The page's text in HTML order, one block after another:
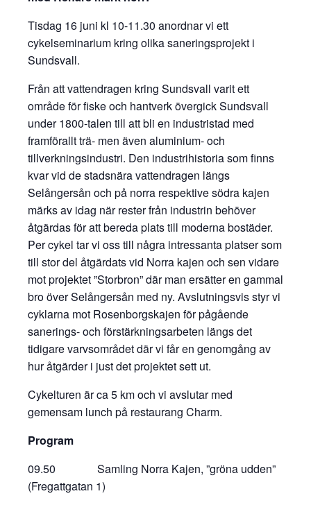
Tisdag 16 juni kl 10-11.30 anordnar vi ett
cykelseminarium kring olika saneringsprojekt i
Sundsvall.
Från att vattendragen kring Sundsvall varit ett
område för fiske och hantverk övergick Sundsvall
under 1800-talen till att bli en industristad med
framförallt trä- men även aluminium- och
tillverkningsindustri. Den industrihistoria som finns
kvar vid de stadsnära vattendragen längs
Selångersån och på norra respektive södra kajen
märks av idag när rester från industrin behöver
åtgärdas för att bereda plats till moderna bostäder.
Per cykel tar vi oss till några intressanta platser som
till stor del åtgärdats vid Norra kajen och sen vidare
mot projektet ”Storbron” där man ersätter en gammal
bro över Selångersån med ny. Avslutningsvis styr vi
cyklarna mot Rosenborgskajen för pågående
sanerings- och förstärkningsarbeten längs det
tidigare varvsområdet där vi får en genomgång av
hur åtgärder i just det projektet sett ut.
Cykelturen är ca 5 km och vi avslutar med
gemensam lunch på restaurang Charm.
Program
09.50 Samling Norra Kajen, ”gröna udden”
(Fregattgatan 1)